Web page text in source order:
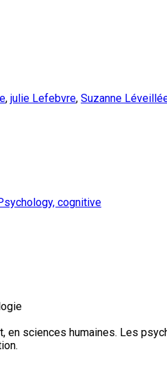
, julie Lefebvre, Suzanne
cognitive
en sciences humaines. Les